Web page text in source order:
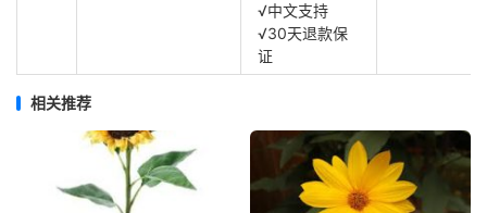
√中文支持
√30天退款保
证
相关推荐